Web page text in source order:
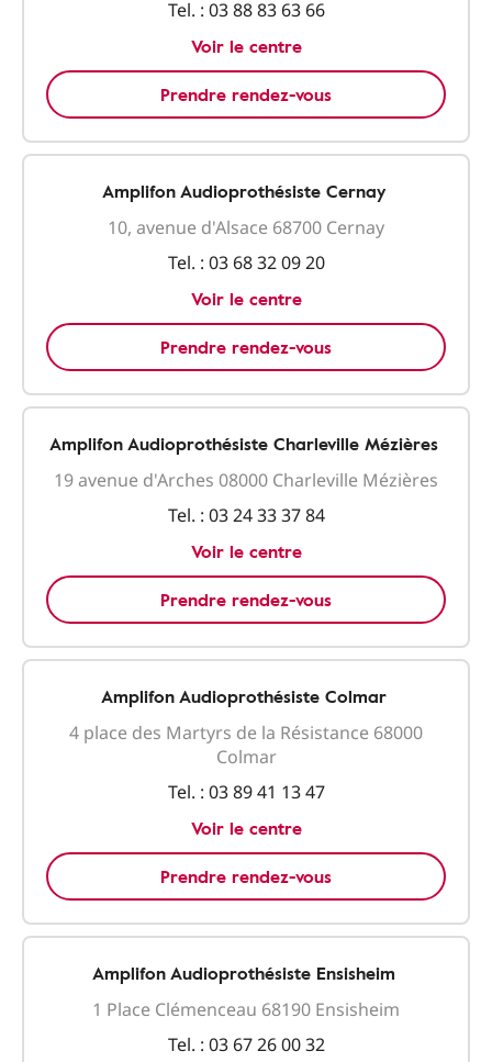
Tel. : 03 88 83 63 66
Voir le centre
Prendre rendez-vous
Amplifon Audioprothésiste Cernay
10, avenue d'Alsace 68700 Cernay
Tel. : 03 68 32 09 20
Voir le centre
Prendre rendez-vous
Amplifon Audioprothésiste Charleville Mézières
19 avenue d'Arches 08000 Charleville Mézières
Tel. : 03 24 33 37 84
Voir le centre
Prendre rendez-vous
Amplifon Audioprothésiste Colmar
4 place des Martyrs de la Résistance 68000
Colmar
Tel. : 03 89 41 13 47
Voir le centre
Prendre rendez-vous
Amplifon Audioprothésiste Ensisheim
1 Place Clémenceau 68190 Ensisheim
Tel. : 03 67 26 00 32